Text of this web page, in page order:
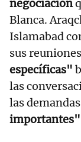
negociación
Blanca.
Islamabad
sus
específicas"
las
las
importantes"